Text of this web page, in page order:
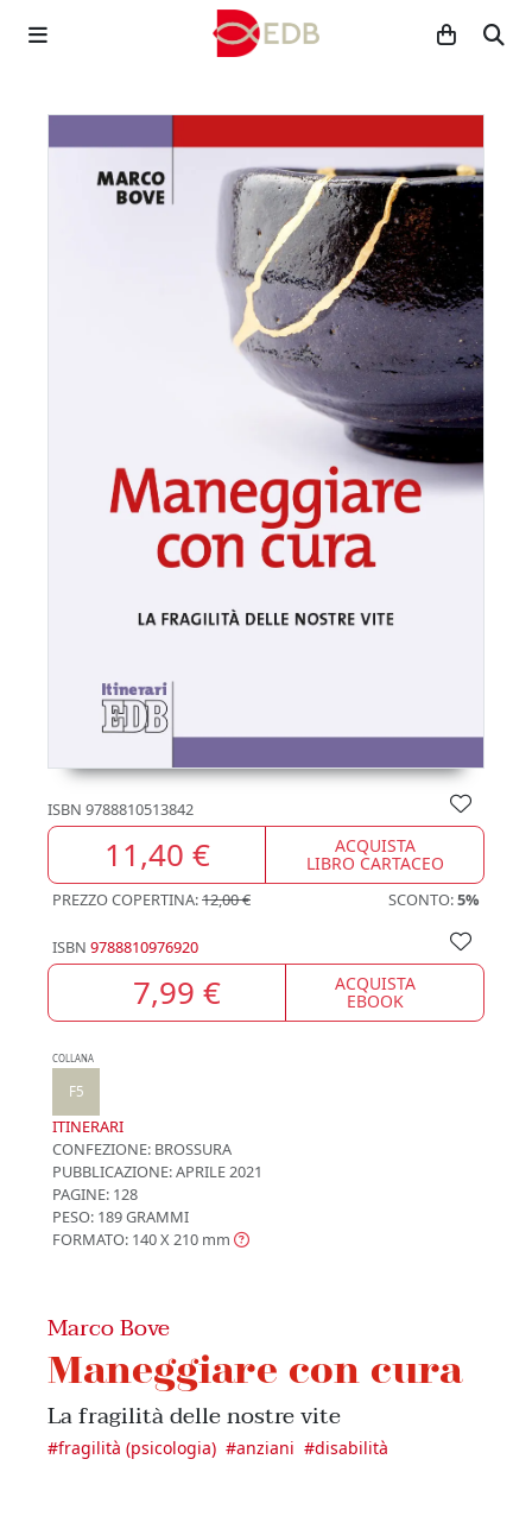
ISBN 9788810513842
11,40 € ACQUISTA
LIBRO CARTACEO
PREZZO COPERTINA:12,00 € SCONTO:5%
ISBN 9788810976920
7,99 € ACQUISTA
EBOOK
COLLANA
F5
ITINERARI
CONFEZIONE: BROSSURA
PUBBLICAZIONE:APRILE 2021
PAGINE: 128
PESO: 189 GRAMMI
FORMATO: 140 X 210 mm
Marco Bove
Maneggiare con cura
La fragilità delle nostre vite
#fragilità (psicologia) #anziani #disabilità